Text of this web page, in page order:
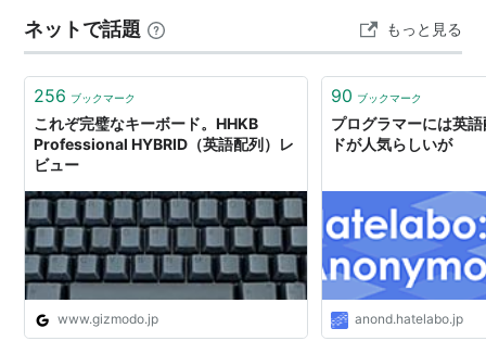
件を満たさない為、海外製のキーボードになり、そする
と必然的にキーボードの配列が英語圏…
ネットで話題 もっと見る
256 ブックマーク
これぞ完璧なキーボード。HHKB
Professional HYBRID（英語配列）レ
ビュー
www.gizmodo.jp
90 ブックマーク
プログラマーには英
ドが人気らしいが
anond.hatelabo.jp